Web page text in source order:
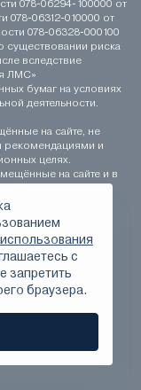
078-06294-100000 от
078-06312-010000 от
078-06328-000100
существовании риска
вследствие
ЛМС»
бумаг на условиях
деятельности.
на сайте, не
рекомендациями и
целях.
на сайте и в
вашему
целям,
является
ЛМС» не несёт
в случае
финансовые
материалах.
Все права
с
запретить
браузера.